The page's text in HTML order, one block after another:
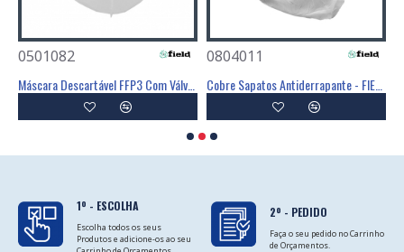
0501082 0804011
1º - ESCOLHA
Escolha todos os seus
Produtos e adicione-os ao seu
2º - PEDIDO
Faça o seu pedido no Carrinho
de Orçamentos.